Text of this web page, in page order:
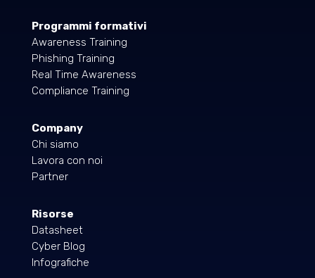
Programmi formativi
Awareness Training
Phishing Training
Real Time Awareness
Compliance Training
Company
Chi siamo
Lavora con noi
Partner
Risorse
Datasheet
Cyber Blog
Infografiche